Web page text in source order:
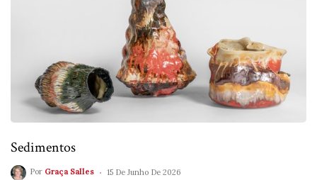
Sedimentos
Por Graça Salles 15 De Junho De 2026